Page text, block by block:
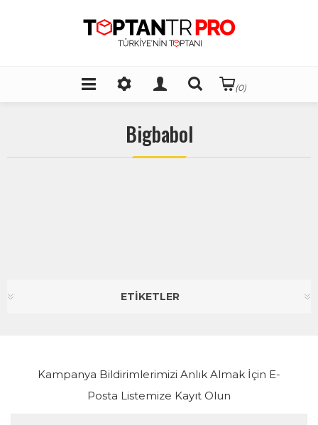
(0)
Bigbabol
ETİKETLER
Kampanya Bildirimlerimizi Anlık Almak İçin E-
Posta Listemize Kayıt Olun